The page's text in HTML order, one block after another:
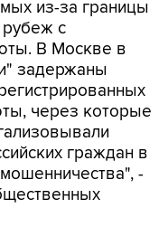
из-за границы
с
В Москве в
задержаны
через которые
граждан в
-